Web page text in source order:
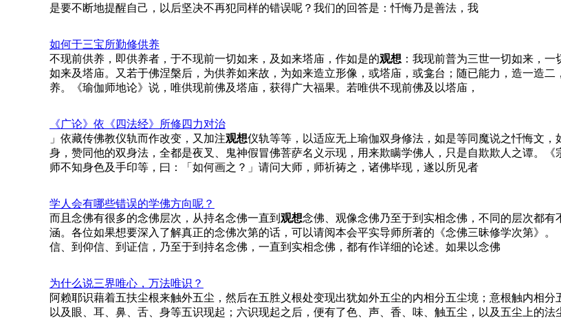
是要不断地提醒自己，以后坚决不再犯同样的错误呢？我们的回答是：忏悔乃是善法，我
如何于三宝所勤修供养
不现前供养，即供养者，于不现前一切如来，及如来塔庙，作如是的观想 ：我现前普为三世一切如来，
如来及塔庙。又若于佛涅槃后，为供养如来故，为如来造立形像，或塔庙，或龛台；随已能力，造一造
养。《瑜伽师地论》说，唯供现前佛及塔庙，获得广大福果。若唯供不现前佛及以塔庙，
《广论》依《四法经》所修四力对治
」依藏传佛教仪轨而作改变，又加注观想仪轨等等，以适应无上瑜伽双身修法，如是等同魔说之忏悔文
身，赞同他的双身法，全都是夜叉、鬼神假冒佛菩萨名义示现，用来欺瞒学佛人，只是自欺欺人之谭。
师不知身色及手印等，曰：「如何画之？」请问大师，师祈祷之，诸佛毕现，遂以所见者
学人会有哪些错误的学佛方向呢？
而且念佛有很多的念佛层次，从持名念佛一直到 观想念佛、观像念佛乃至于到实相念佛，不同的层次都
涵。各位如果想要深入了解真正的念佛次第的话，可以请阅本会平实导师所著的《念佛三昧修学次第》
信、到仰信、到证信，乃至于到持名念佛，一直到实相念佛，都有作详细的论述。如果以念佛
为什么说三界唯心，万法唯识？
阿赖耶识藉着五扶尘根来触外五尘，然后在五胜义根处变现出犹如外五尘的内相分五尘境；意根触内相
以及眼、耳、鼻、舌、身等五识现起；六识现起之后，便有了色、声、香、味、触五尘，以及五尘上的